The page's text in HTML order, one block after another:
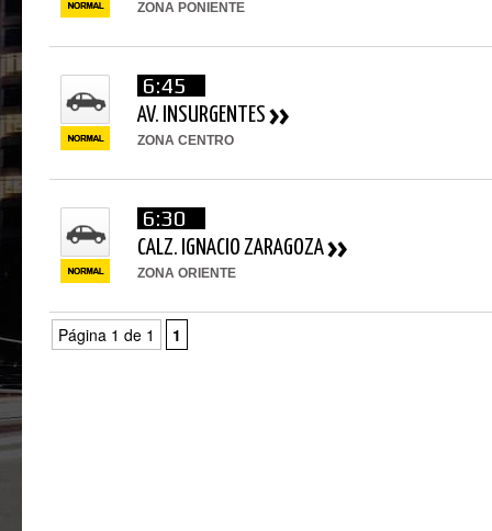
ZONA PONIENTE
6:45
AV. INSURGENTES
ZONA CENTRO
6:30
CALZ. IGNACIO ZARAGOZA
ZONA ORIENTE
Página 1 de 1 1